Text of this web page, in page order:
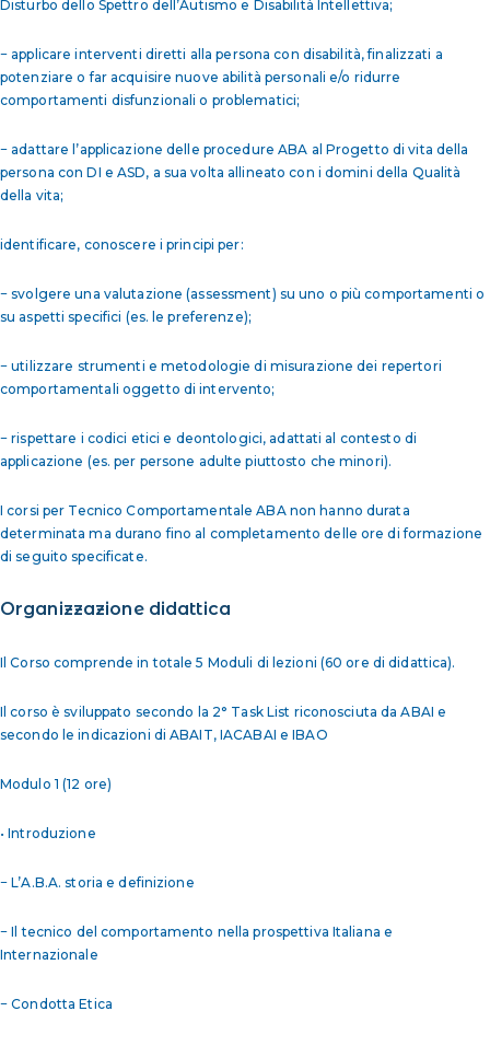
Disturbo dello Spettro dell’Autismo e Disabilità Intellettiva;
− applicare interventi diretti alla persona con disabilità, finalizzati a
potenziare o far acquisire nuove abilità personali e/o ridurre
comportamenti disfunzionali o problematici;
− adattare l’applicazione delle procedure ABA al Progetto di vita della
persona con DI e ASD, a sua volta allineato con i domini della Qualità
della vita;
identificare, conoscere i principi per:
− svolgere una valutazione (assessment) su uno o più comportamenti o
su aspetti specifici (es. le preferenze);
− utilizzare strumenti e metodologie di misurazione dei repertori
comportamentali oggetto di intervento;
− rispettare i codici etici e deontologici, adattati al contesto di
applicazione (es. per persone adulte piuttosto che minori).
I corsi per Tecnico Comportamentale ABA non hanno durata
determinata ma durano fino al completamento delle ore di formazione
di seguito specificate.
Organizzazione didattica
Il Corso comprende in totale 5 Moduli di lezioni (60 ore di didattica).
Il corso è sviluppato secondo la 2° Task List riconosciuta da ABAI e
secondo le indicazioni di ABAIT, IACABAI e IBAO
Modulo 1 (12 ore)
• Introduzione
− L’A.B.A. storia e definizione
− Il tecnico del comportamento nella prospettiva Italiana e
Internazionale
− Condotta Etica